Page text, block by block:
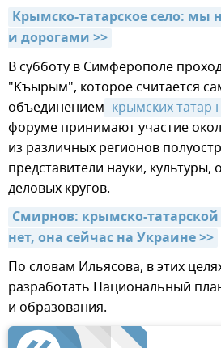
Крымско-татарское село: мы
и дорогами >>
В субботу в Симферополе
"Къырым", которое считается
объединением крымских татар
форуме принимают участие
из различных регионов
представители науки, культуры,
деловых кругов.
Смирнов: крымско-
нет, она сейчас на Украине >>
По словам Ильясова, в этих
разработать Национальный
и образования.